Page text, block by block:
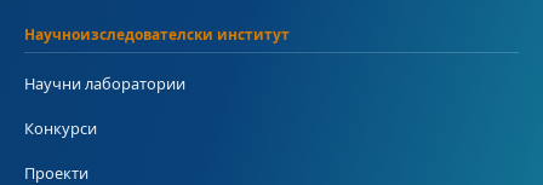
Научноизследователски институт
Научни лаборатории
Конкурси
Проекти